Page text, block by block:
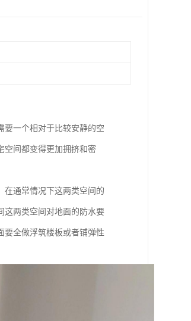
要一个相对于比较安静的空
空间都变得更加拥挤和密
在通常情况下这两类空间的
这两类空间对地面的防水要
要全做浮筑楼板或者铺弹性